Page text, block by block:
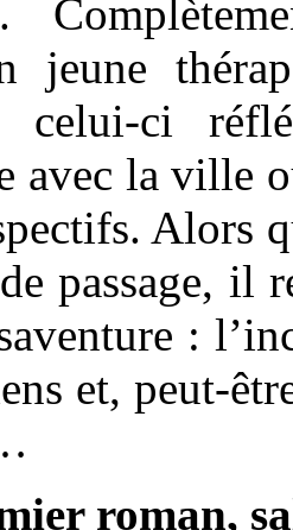
jeune
celui-ci
avec la ville
Alors
passage, il
:
et, peut-
roman,